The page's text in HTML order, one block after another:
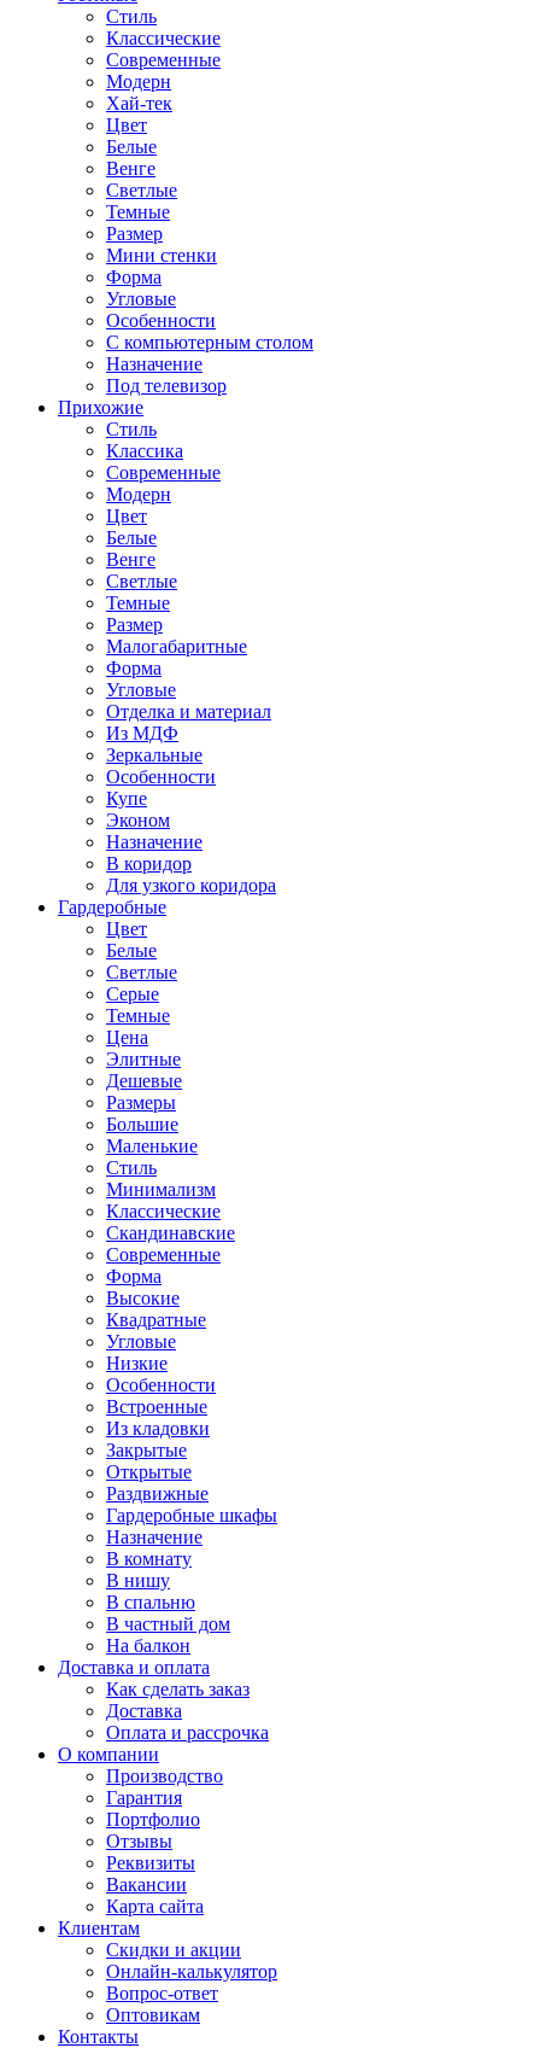
Стиль
Классические
Современные
Модерн
Хай-тек
Цвет
Белые
Венге
Светлые
Темные
Размер
Мини стенки
Форма
Угловые
Особенности
С компьютерным столом
Назначение
Под телевизор
Прихожие
Стиль
Классика
Современные
Модерн
Цвет
Белые
Венге
Светлые
Темные
Размер
Малогабаритные
Форма
Угловые
Отделка и материал
Из МДФ
Зеркальные
Особенности
Купе
Эконом
Назначение
В коридор
Для узкого коридора
Гардеробные
Цвет
Белые
Светлые
Серые
Темные
Цена
Элитные
Дешевые
Размеры
Большие
Маленькие
Стиль
Минимализм
Классические
Скандинавские
Современные
Форма
Высокие
Квадратные
Угловые
Низкие
Особенности
Встроенные
Из кладовки
Закрытые
Открытые
Раздвижные
Гардеробные шкафы
Назначение
В комнату
В нишу
В спальню
В частный дом
На балкон
Доставка и оплата
Как сделать заказ
Доставка
Оплата и рассрочка
О компании
Производство
Гарантия
Портфолио
Отзывы
Реквизиты
Вакансии
Карта сайта
Клиентам
Скидки и акции
Онлайн-калькулятор
Вопрос-ответ
Оптовикам
Контакты